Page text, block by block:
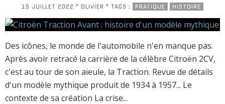
15 JUILLET 2022 " OLIVIER " TAGS : PRATIQUE HISTOIRE
Des icônes, le monde de l'automobile n'en manque pas.
Après avoir retracé la carrière de la célèbre Citroën 2CV,
c'est au tour de son aïeule, la Traction. Revue de détails
d'un modèle mythique produit de 1934 à 1957... Le
contexte de sa création La crise...